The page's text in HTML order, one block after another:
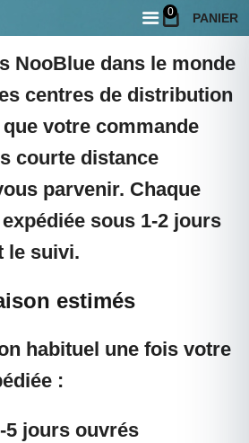
0 PANIER
le monde entier
NooBlue dans le monde
centres de distribution
votre commande
courte distance
parvenir. Chaque
sous 1-2 jours
le suivi.
estimés
habituel une fois votre
:
5 jours ouvrés